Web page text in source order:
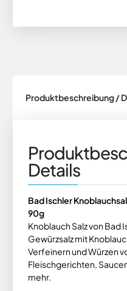
Produktbeschreibung /
Details
Bad Ischler
90g
Knoblauch Salz von Bad
Gewürzsalz mit
Verfeinern und Würzen
Fleischgerichten,
mehr.